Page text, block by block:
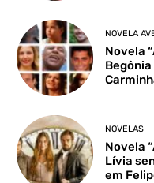
NOVELA
Novela
NOVELAS
Novela
Lívia
em